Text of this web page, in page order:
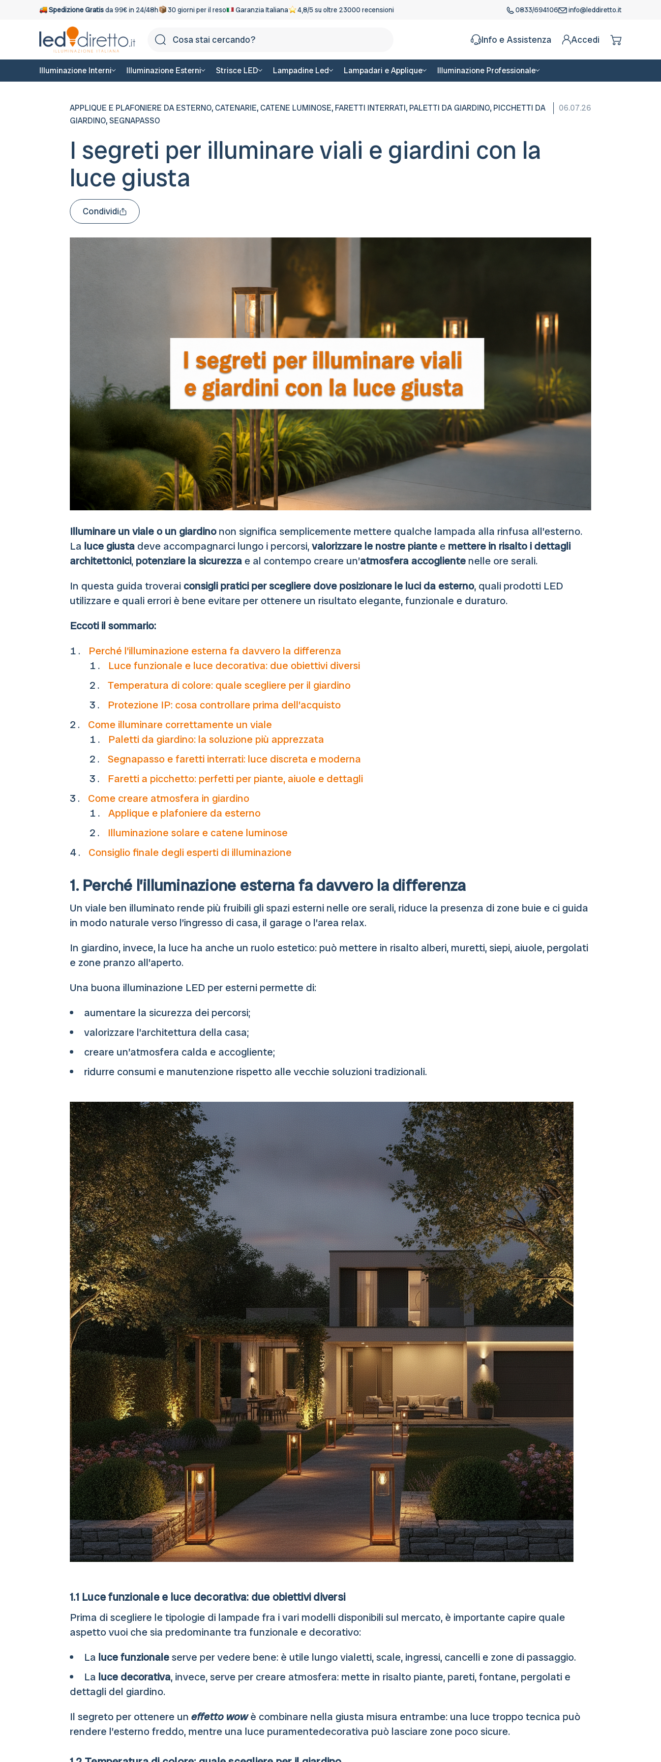
Spedizione Gratisda 99€ in 24/48h 30 giorni per il reso Garanzia Italiana 4,8/5 su oltre 23000 recensioni 0833/694106 info@leddiretto.it
Info e Assistenza Accedi
Illuminazione Interni Illuminazione Esterni Strisce LED Lampadine Led Lampadari e Applique Illuminazione Professionale
APPLIQUE E PLAFONIERE DA ESTERNO, CATENARIE, CATENE LUMINOSE, FARETTI INTERRATI, PALETTI DA GIARDINO, PICCHETTI DA
GIARDINO,SEGNAPASSO
06.07.26
I segreti per illuminare viali e giardini con la
luce giusta
Condividi
Illuminare un viale o un giardino non significa semplicemente mettere qualche lampada alla rinfusa all’esterno.
La luce giusta deve accompagnarci lungo i percorsi,valorizzare le nostre piante e mettere in risalto i dettagli
architettonici, potenziare la sicurezza e al contempo creare un’atmosfera accogliente nelle ore serali.
In questa guida troverai consigli pratici per scegliere dove posizionare le luci da esterno, quali prodotti LED
utilizzare e quali errori è bene evitare per ottenere un risultato elegante, funzionale e duraturo.
Eccoti il sommario:
Perché l’illuminazione esterna fa davvero la differenza
Luce funzionale e luce decorativa: due obiettivi diversi
Temperatura di colore: quale scegliere per il giardino
Protezione IP: cosa controllare prima dell’acquisto
Come illuminare correttamente un viale
Paletti da giardino: la soluzione più apprezzata
Segnapasso e faretti interrati: luce discreta e moderna
Faretti a picchetto: perfetti per piante, aiuole e dettagli
Come creare atmosfera in giardino
Applique e plafoniere da esterno
Illuminazione solare e catene luminose
Consiglio finale degli esperti di illuminazione
1. Perché l’illuminazione esterna fa davvero la differenza
Un viale ben illuminato rende più fruibili gli spazi esterni nelle ore serali, riduce la presenza di zone buie e ci guida
in modo naturale verso l’ingresso di casa, il garage o l’area relax.
In giardino, invece, la luce ha anche un ruolo estetico: può mettere in risalto alberi, muretti, siepi, aiuole, pergolati
e zone pranzo all’aperto.
Una buona illuminazione LED per esterni permette di:
aumentare la sicurezza dei percorsi;
valorizzare l’architettura della casa;
creare un’atmosfera calda e accogliente;
ridurre consumi e manutenzione rispetto alle vecchie soluzioni tradizionali.
1.1 Luce funzionale e luce decorativa: due obiettivi diversi
Prima di scegliere le tipologie di lampade fra i vari modelli disponibili sul mercato, è importante capire quale
aspetto vuoi che sia predominante tra funzionale e decorativo:
La luce funzionaleserve per vedere bene: è utile lungo vialetti, scale, ingressi, cancelli e zone di passaggio.
La luce decorativa, invece, serve per creare atmosfera: mette in risalto piante, pareti, fontane, pergolati e
dettagli del giardino.
Il segreto per ottenere un effetto wow è combinare nella giusta misura entrambe: una luce troppo tecnica può
rendere l’esterno freddo, mentre una luce puramentedecorativa può lasciare zone poco sicure.